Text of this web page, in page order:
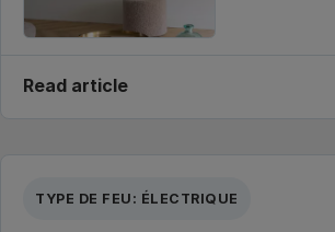
Read article
TYPE DE FEU: ÉLECTRIQUE